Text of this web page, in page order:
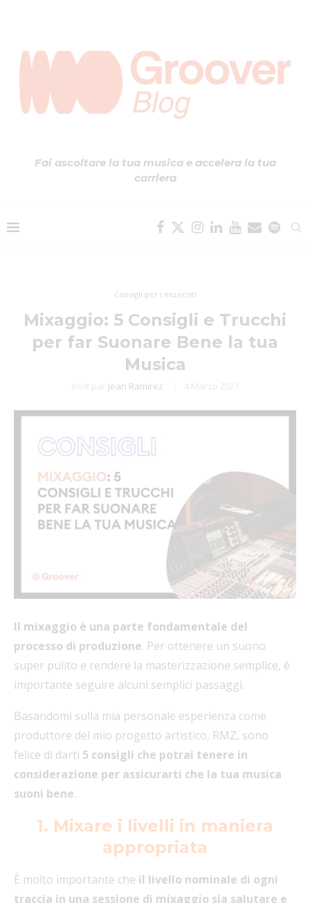
Fai ascoltare la tua musica e accelera la tua
carriera
Consigli per i musicisti
Mixaggio: 5 Consigli e Trucchi
per far Suonare Bene la tua
Musica
écrit par Jean Ramirez 4 Marzo 2021
Il mixaggio è una parte fondamentale del
processo di produzione. Per ottenere un suono
super pulito e rendere la masterizzazione semplice, è
importante seguire alcuni semplici passaggi.
Basandomi sulla mia personale esperienza come
produttore del mio progetto artistico, RMZ, sono
felice di darti 5 consigli che potrai tenere in
considerazione per assicurarti che la tua musica
suoni bene.
1. Mixare i livelli in maniera
appropriata
È molto importante che il livello nominale di ogni
traccia in una sessione di mixaggio sia salutare e